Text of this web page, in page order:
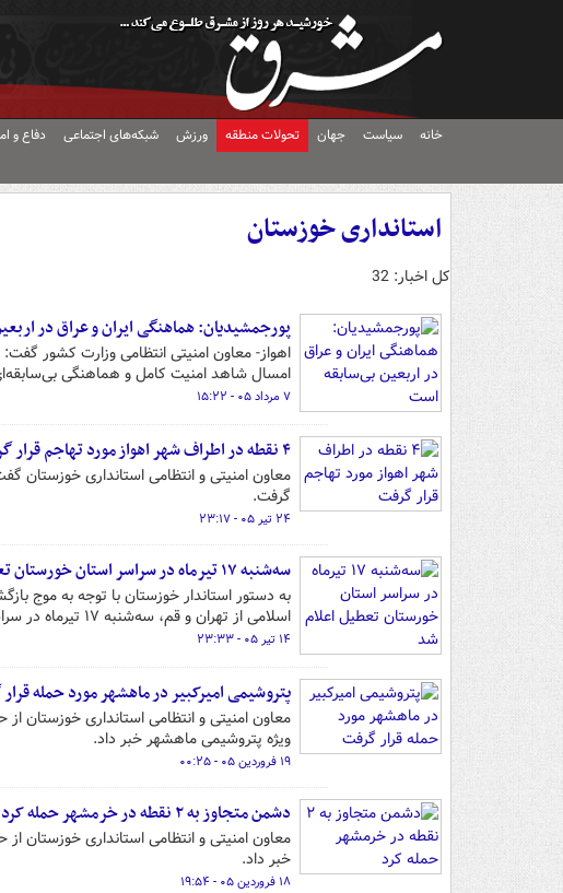
خانه سیاست جهان تحولات منطقه ورزش شبکه‌های اجتماعی دفاع و
استانداری خوزستان
کل اخبار: 32
پورجمشیدیان: هماهنگی ایران و عراق در
اهواز- معاون امنیتی انتظامی وزارت کشور
امسال شاهد امنیت کامل و هماهنگی
۷ مرداد ۰۵ - ۱۵:۲۲
۴ نقطه در اطراف شهر اهواز مورد تهاجم قرار گرفت
معاون امنیتی و انتظامی استانداری خوزستان
گرفت.
۲۴ تیر ۰۵ - ۲۳:۱۷
سه‌شنبه ۱۷ تیرماه در سراسر استان خورستان تعطیل اعلام شد
به دستور استاندار خوزستان با توجه به موج
اسلامی از تهران و قم، سه‌شنبه ۱۷ تیرماه در سراسر استان تعطیل اعلام شد.
۱۴ تیر ۰۵ - ۲۳:۳۳
پتروشیمی امیرکبیر در ماهشهر مورد حمله
معاون امنیتی و انتظامی استانداری خوزستان
ویژه پتروشیمی ماهشهر خبر داد.
۱۹ فروردین ۰۵ - ۰۰:۲۵
دشمن متجاوز به ۲ نقطه در خرمشهر حمله کرد
معاون امنیتی و انتظامی استانداری خوزستان
خبر داد.
۱۸ فروردین ۰۵ - ۱۹:۵۴